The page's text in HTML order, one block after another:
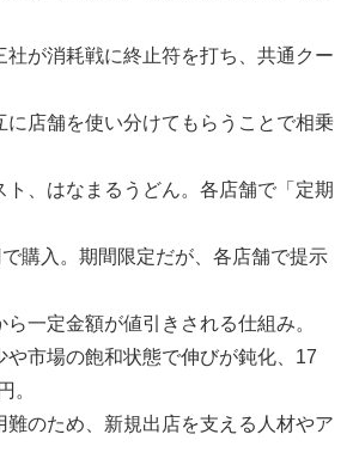
社が消耗戦に終止符を打ち、共通クー
に店舗を使い分けてもらうことで相乗
ト、はなまるうどん。各店舗で「定期
購入。期間限定だが、各店舗で提示
一定金額が値引きされる仕組み。
や市場の飽和状態で伸びが鈍化、17
。
難のため、新規出店を支える人材やア